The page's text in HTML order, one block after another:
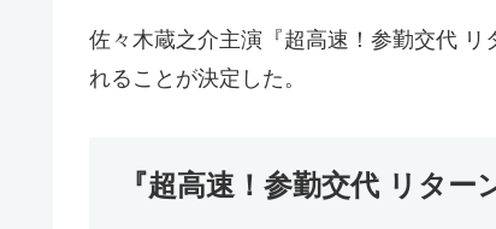
佐々木蔵之介主演『超高速！参勤交代
れることが決定した。
『超高速！参勤交代 リタ